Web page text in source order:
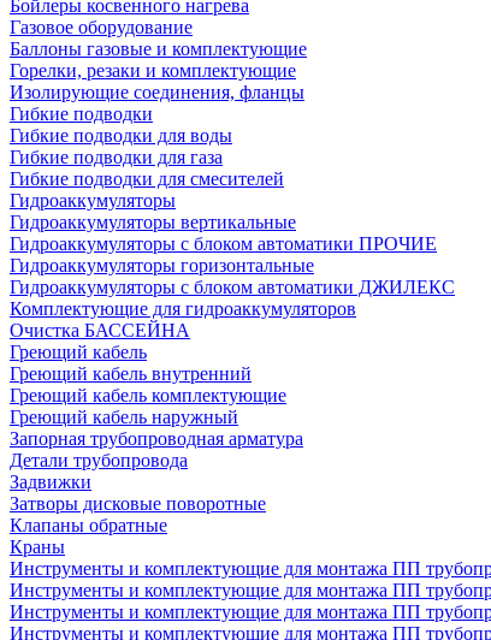
Бойлеры косвенного нагрева
Газовое оборудование
Баллоны газовые и комплектующие
Горелки, резаки и комплектующие
Изолирующие соединения, фланцы
Гибкие подводки
Гибкие подводки для воды
Гибкие подводки для газа
Гибкие подводки для смесителей
Гидроаккумуляторы
Гидроаккумуляторы вертикальные
Гидроаккумуляторы с блоком автоматики ПРОЧИЕ
Гидроаккумуляторы горизонтальные
Гидроаккумуляторы с блоком автоматики ДЖИЛЕКС
Комплектующие для гидроаккумуляторов
Очистка БАССЕЙНА
Греющий кабель
Греющий кабель внутренний
Греющий кабель комплектующие
Греющий кабель наружный
Запорная трубопроводная арматура
Детали трубопровода
Задвижки
Затворы дисковые поворотные
Клапаны обратные
Краны
Инструменты и комплектующие для монтажа ПП
Инструменты и комплектующие для монтажа ПП
Инструменты и комплектующие для монтажа ПП
Инструменты и комплектующие для монтажа ПП